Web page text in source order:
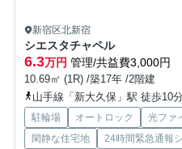
新宿区北新宿
シエスタチャペル
6.3万円 管理/共益費3,000円
10.69㎡ (1R) /築17年 /2階建
山手線「新大久保」駅 徒歩10
駐輪場 オートロック 光ファ
閑静な住宅地
24時間緊急通報